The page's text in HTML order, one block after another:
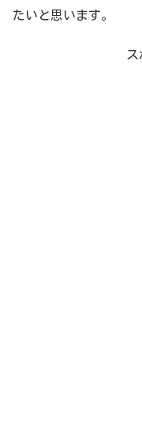
たいと思います。
ス